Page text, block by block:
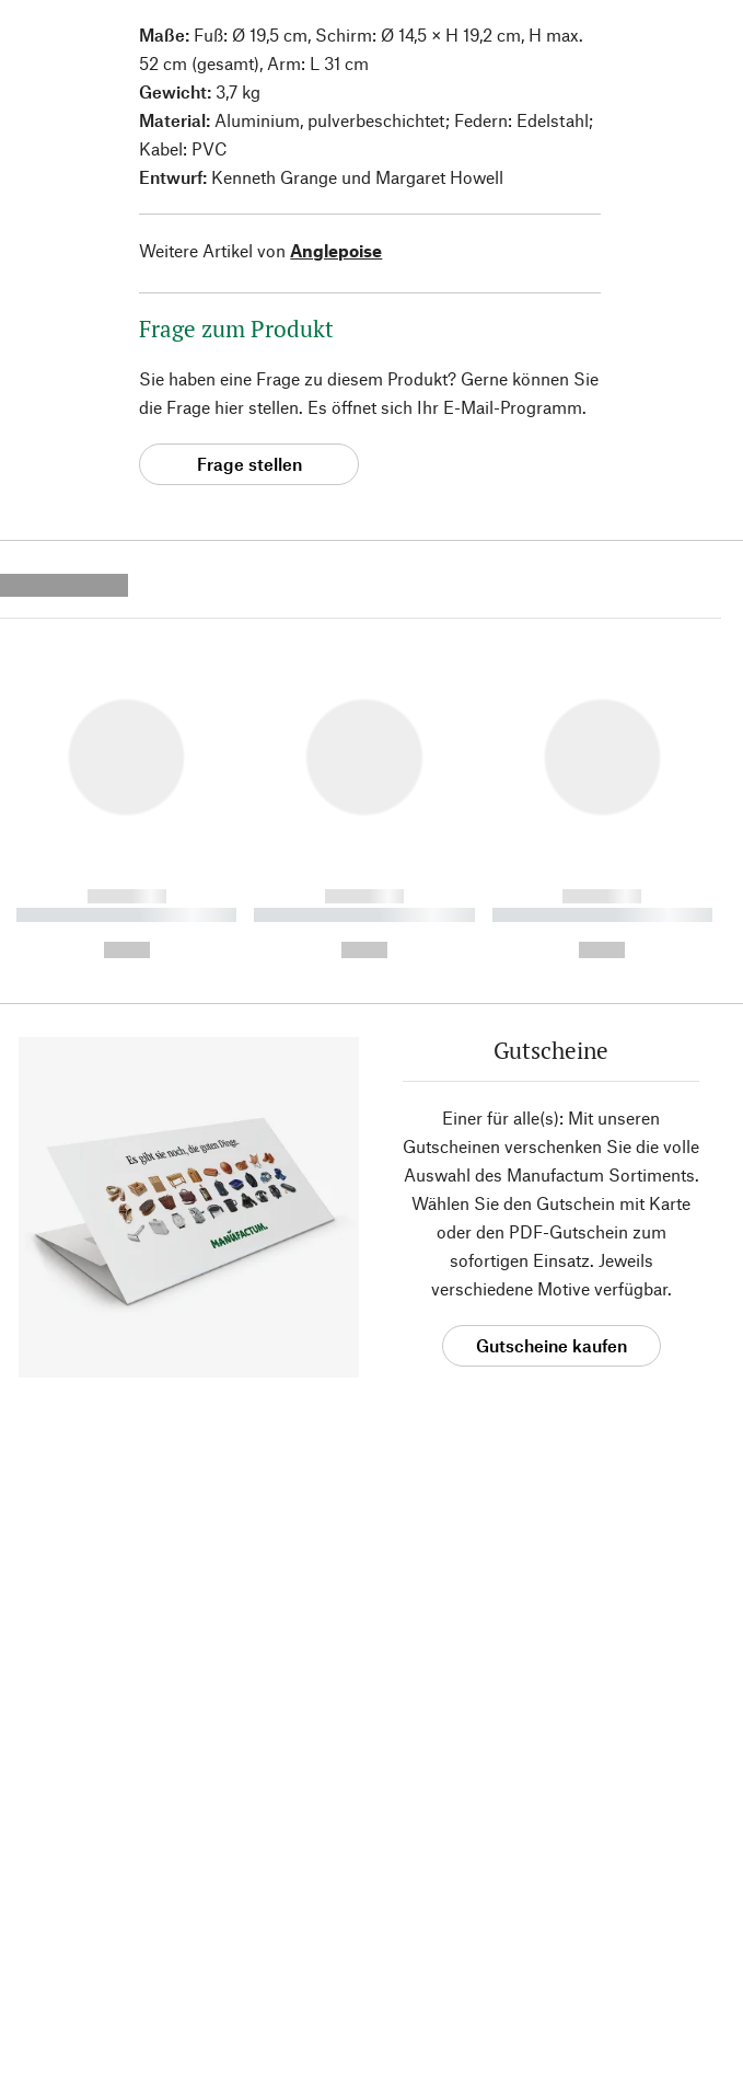
Maße: Fuß: Ø 19,5 cm, Schirm: Ø 14,5 × H 19,2 cm, H max.
52 cm (gesamt), Arm: L 31 cm
Gewicht: 3,7 kg
Material: Aluminium, pulverbeschichtet; Federn: Edelstahl;
Kabel: PVC
Entwurf: Kenneth Grange und Margaret Howell
Weitere Artikel von Anglepoise
Frage zum Produkt
Sie haben eine Frage zu diesem Produkt? Gerne können Sie
die Frage hier stellen. Es öffnet sich Ihr E-Mail-Programm.
Frage stellen
------------
----------- ----------- ----------
------------
----------- ----------- ----------
------------
----------- ----------- ----------
Gutscheine
Einer für alle(s): Mit unseren
Gutscheinen verschenken Sie die volle
Auswahl des Manufactum Sortiments.
Wählen Sie den Gutschein mit Karte
oder den PDF-Gutschein zum
sofortigen Einsatz. Jeweils
verschiedene Motive verfügbar.
Gutscheine kaufen